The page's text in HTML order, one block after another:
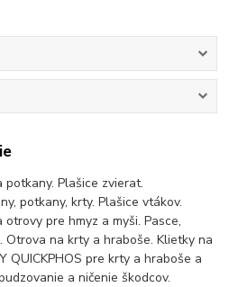
Plašice zvierat.
potkany, krty. Plašice vtákov.
pre hmyz a myši. Pasce,
Otrova na krty a hraboše. Klietky na
QUICKPHOS pre krty a hraboše a
a ničenie škodcov.